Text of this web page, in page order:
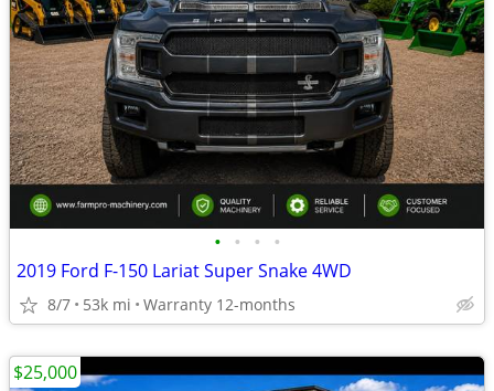
• • • •
2019 Ford F-150 Lariat Super Snake 4WD
8/7 53k mi Warranty 12-months
$25,000